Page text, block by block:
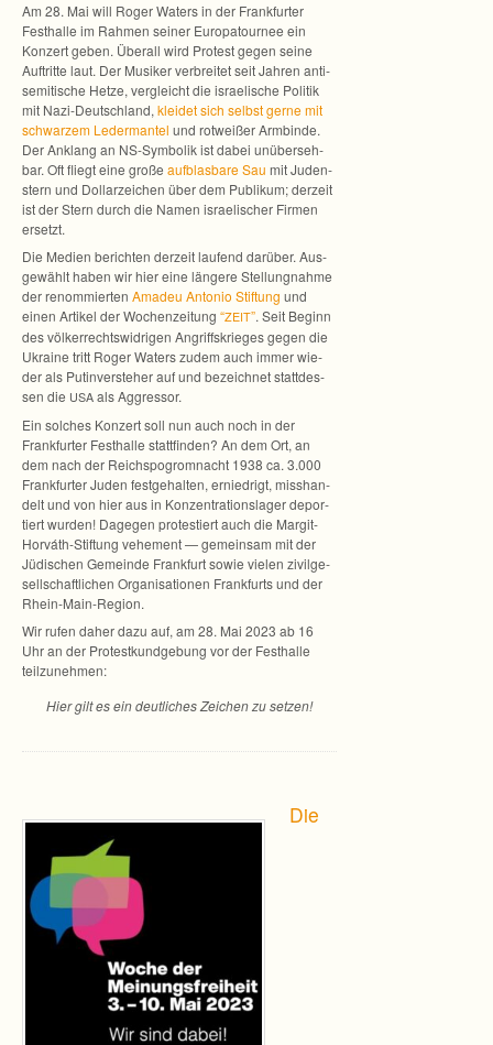
Am 28. Mai will Roger Waters in der Frank­fur­ter
Fest­halle im Rah­men sei­ner Euro­pa­tour­nee ein
Kon­zert geben. Über­all wird Pro­test gegen seine
Auf­tritte laut. Der Musi­ker ver­brei­tet seit Jah­ren anti­
se­mi­ti­sche Hetze, ver­gleicht die israe­li­sche Poli­tik
mit Nazi-Deutschland, klei­det sich selbst gerne mit
schwar­zem Leder­man­tel und rot­wei­ßer Arm­binde.
Der Anklang an NS-Symbolik ist dabei unüber­seh­
bar. Oft fliegt eine große auf­blas­bare Sau mit Juden­
stern und Dol­lar­zei­chen über dem Publi­kum; der­zeit
ist der Stern durch die Namen israe­li­scher Fir­men
ersetzt.
Die Medien berich­ten der­zeit lau­fend dar­über. Aus­
ge­wählt haben wir hier eine län­gere Stel­lung­nahme
der renom­mier­ten Ama­deu Anto­nio Stif­tung und
einen Arti­kel der Wochen­zei­tung “ZEIT”. Seit Beginn
des völ­ker­rechts­wid­ri­gen Angriffs­krie­ges gegen die
Ukraine tritt Roger Waters zudem auch immer wie­
der als Put­in­ver­ste­her auf und bezeich­net statt­des­
sen die USA als Aggressor.
Ein sol­ches Kon­zert soll nun auch noch in der
Frank­fur­ter Fest­halle statt­fin­den? An dem Ort, an
dem nach der Reichs­po­grom­nacht 1938 ca. 3.000
Frank­fur­ter Juden fest­ge­hal­ten, ernied­rigt, miss­han­
delt und von hier aus in Kon­zen­tra­ti­ons­la­ger depor­
tiert wur­den! Dage­gen pro­tes­tiert auch die Margit-
Horváth-Stiftung vehe­ment — gemein­sam mit der
Jüdi­schen Gemeinde Frank­furt sowie vie­len zivil­ge­
sell­schaft­li­chen Orga­ni­sa­tio­nen Frank­furts und der
Rhein-Main-Region.
Wir rufen daher dazu auf, am 28. Mai 2023 ab 16
Uhr an der Pro­test­kund­ge­bung vor der Fest­halle
teilzunehmen:
Hier gilt es ein deut­li­ches Zei­chen zu setzen!
Die